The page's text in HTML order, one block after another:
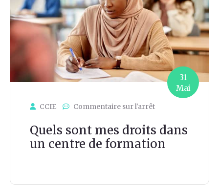
31
Mai
CCIE Commentaire sur l'arrêt
Quels sont mes droits dans
un centre de formation